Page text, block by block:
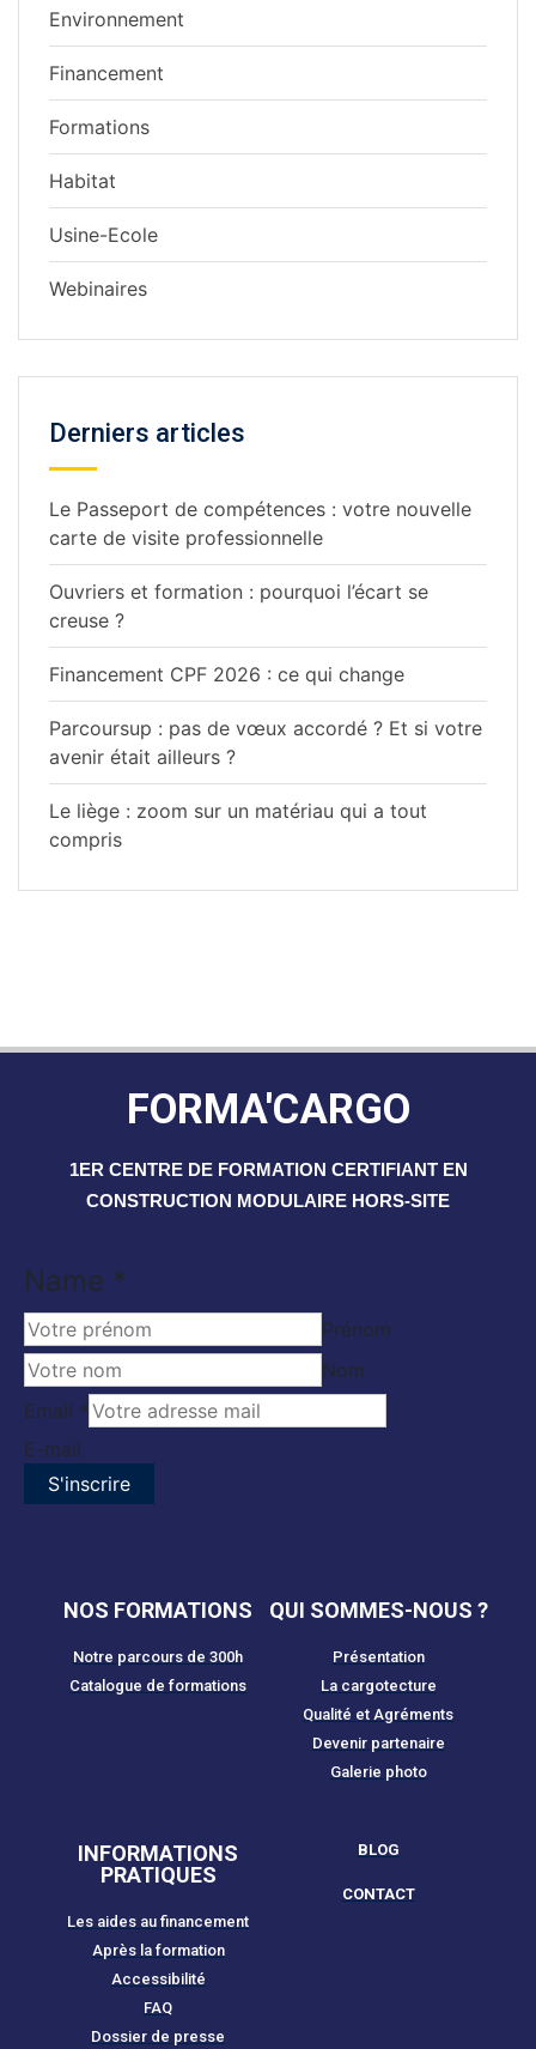
Environnement
Financement
Formations
Habitat
Usine-Ecole
Webinaires
Derniers articles
Le Passeport de compétences : votre nouvelle
carte de visite professionnelle
Ouvriers et formation : pourquoi l’écart se
creuse ?
Financement CPF 2026 : ce qui change
Parcoursup : pas de vœux accordé ? Et si votre
avenir était ailleurs ?
Le liège : zoom sur un matériau qui a tout
compris
FORMA'CARGO
1ER CENTRE DE FORMATION CERTIFIANT EN
CONSTRUCTION MODULAIRE HORS-SITE
Email
Name *
Prénom
Nom
Email *
E-mail
S'inscrire
NOS FORMATIONS
Notre parcours de 300h
Catalogue de formations
QUI SOMMES-NOUS ?
Présentation
La cargotecture
Qualité et Agréments
Devenir partenaire
Galerie photo
INFORMATIONS
PRATIQUES
Les aides au financement
Après la formation
Accessibilité
FAQ
Dossier de presse
BLOG
CONTACT